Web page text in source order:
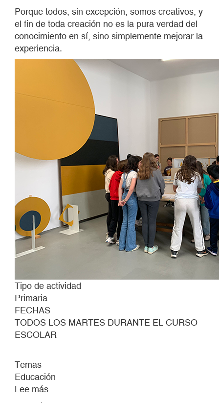
Porque todos, sin excepción, somos creativos, y
el fin de toda creación no es la pura verdad del
conocimiento en sí, sino simplemente mejorar la
experiencia.
Tipo de actividad
Primaria
FECHAS
TODOS LOS MARTES DURANTE EL CURSO
ESCOLAR
Temas
Educación
Lee más